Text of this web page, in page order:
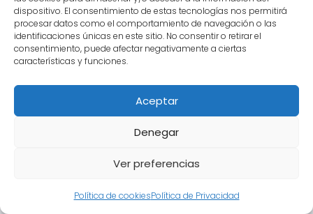
dispositivo. El consentimiento de estas tecnologías nos permitirá
procesar datos como el comportamiento de navegación o las
identificaciones únicas en este sitio. No consentir o retirar el
consentimiento, puede afectar negativamente a ciertas
características y funciones.
Aceptar
Denegar
Ver preferencias
Política de cookiesPolítica de Privacidad
hipotecario.
¿Qué se aplica en su lugar?
más habitual, y lo que buscan
la mayoría de los afectados
de Lleida, es que se reemplace
sin añadir ningún diferencial, o
aplicando el diferencial que ya
escritura junto al IRPH).